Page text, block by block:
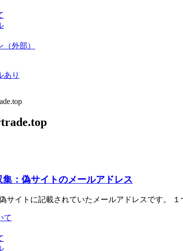
外部）
あり
集：偽サイトのメールアドレス
イトに記載されていたメールアドレスです。
て